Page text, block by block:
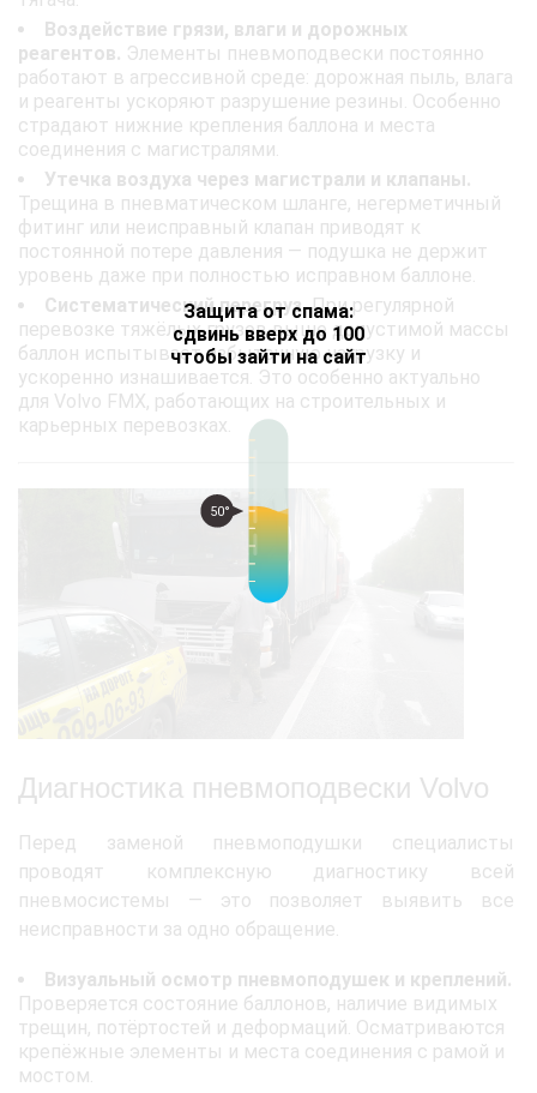
Защита от спама:
сдвинь вверх до 100
чтобы зайти на сайт
50°
Воздействие грязи, влаги и дорожных
реагентов. Элементы пневмоподвески постоянно
работают в агрессивной среде: дорожная пыль, влага
и реагенты ускоряют разрушение резины. Особенно
страдают нижние крепления баллона и места
соединения с магистралями.
Утечка воздуха через магистрали и клапаны.
Трещина в пневматическом шланге, негерметичный
фитинг или неисправный клапан приводят к
постоянной потере давления — подушка не держит
уровень даже при полностью исправном баллоне.
Систематический перегруз.При регулярной
перевозке тяжёлых грузов выше допустимой массы
баллон испытывает избыточную нагрузку и
ускоренно изнашивается. Это особенно актуально
для Volvo FMX, работающих на строительных и
карьерных перевозках.
Диагностика пневмоподвески Volvo
Перед заменой пневмоподушки специалисты
проводят комплексную диагностику всей
пневмосистемы — это позволяет выявить все
неисправности за одно обращение.
Визуальный осмотр пневмоподушек и креплений.
Проверяется состояние баллонов, наличие видимых
трещин, потёртостей и деформаций. Осматриваются
крепёжные элементы и места соединения с рамой и
мостом.